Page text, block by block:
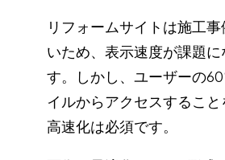
リフォームサイトは施工
いため、表示速度が課題
す。しかし、ユーザーの
イルからアクセスすること
高速化は必須です。